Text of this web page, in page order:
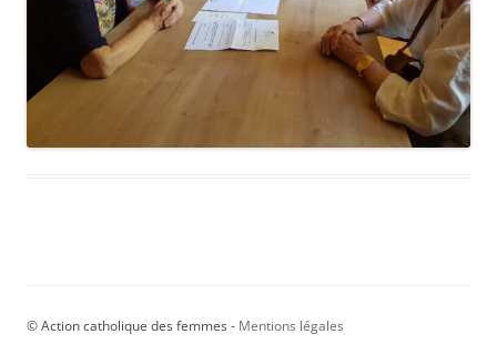
© Action catholique des femmes - Mentions légales